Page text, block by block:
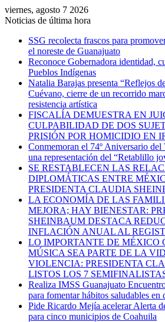
viernes, agosto 7 2026
Noticias de última hora
SSG recolecta frascos para
el noreste de Guanajuato
Reconoce Gobernadora identidad,
Pueblos Indígenas
Natalia Barajas presenta “Reflejos
Cuévano, cierre de un recorrido
resistencia artística
FISCALÍA DEMUESTRA EN
CULPABILIDAD DE DOS
PRISIÓN POR HOMICIDIO EN
Conmemoran el 74º Aniversario
una representación del “Retablillo
SE RESTABLECEN LAS
DIPLOMÁTICAS ENTRE
PRESIDENTA CLAUDIA
LA ECONOMÍA DE LAS
MEJORA; HAY BIENESTAR:
SHEINBAUM DESTACA
INFLACIÓN ANUAL AL
LO IMPORTANTE DE MÉXICO
MÚSICA SEA PARTE DE LA
VIOLENCIA: PRESIDENTA
LISTOS LOS 7
Realiza IMSS Guanajuato
para fomentar hábitos saludables en
Pide Ricardo Mejía acelerar Alerta
para cinco municipios de Coahuila